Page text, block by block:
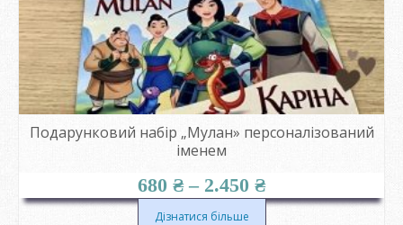
Подарунковий набір „Мулан» персоналізований
іменем
680 ₴ – 2.450 ₴Діапазон
цін:
від
Дізнатися більше